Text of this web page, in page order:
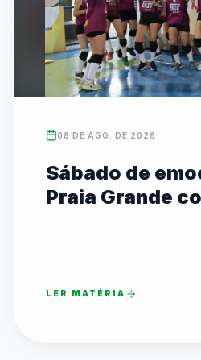
08 DE AGO. DE 2026
Sábado de
Praia Grande
LER MATÉRIA